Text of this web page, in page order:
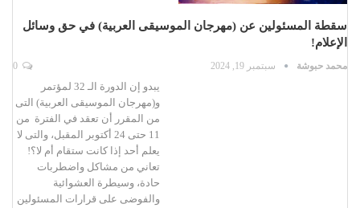
سقطة المسئولين عن (مهرجان الموسيقى العربية) في حق وسائل
الإعلام!
محمد حبوشة سبتمبر 19, 2024
يبدو إن الدورة الـ 32 لمؤتمر
و(مهرجان الموسيقى العربية) التى
من المقرر أن تعقد في الفترة من
11 حتى 24 أكتوبر المقبل، والتى لا
يعلم أحد إذا كانت ستقام أم لا؟!
تعاني من مشاكل واضطربات
حادة، وسيطرة العشوائية
والفوضى على قرارات المسئولين